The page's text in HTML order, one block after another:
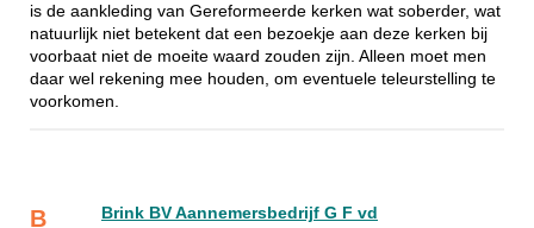
is de aankleding van Gereformeerde kerken wat soberder, wat
natuurlijk niet betekent dat een bezoekje aan deze kerken bij
voorbaat niet de moeite waard zouden zijn. Alleen moet men
daar wel rekening mee houden, om eventuele teleurstelling te
voorkomen.
B Brink BV Aannemersbedrijf G F vd